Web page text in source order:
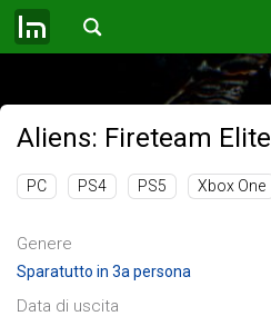
Aliens: Fireteam Elite
PC PS4 PS5 Xbox One
Genere
Sparatutto in 3a persona
Data di uscita